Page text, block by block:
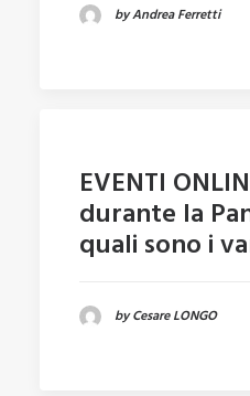
by Andrea Ferretti
EVENTI
durante la
quali sono i
by Cesare LONGO